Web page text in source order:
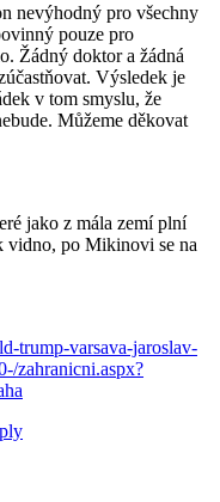
nevýhodný pro všechny
pouze pro
Žádný doktor a žádná
Výsledek je
v tom smyslu, že
Můžeme děkovat
jako z mála zemí plní
vidno, po Mikinovi se na
trump-varsava-jaroslav-
zahranicni.aspx?